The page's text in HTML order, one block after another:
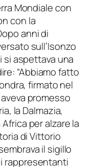
Mondiale con
con la
anni di
sull’Isonzo
si aspettava una
“Abbiamo fatto
firmato nel
promesso
la Dalmazia,
per alzare la
di Vittorio
il sigillo
rappresentanti